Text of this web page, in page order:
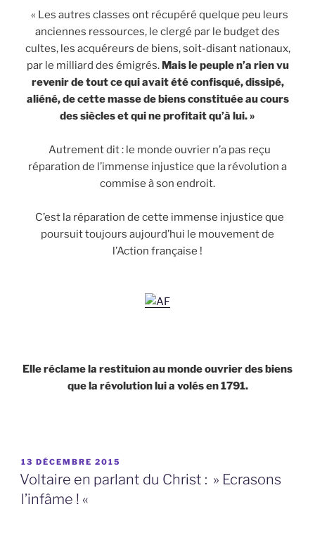
« Les autres classes ont récupéré quelque peu leurs
anciennes ressources, le clergé par le budget des
cultes, les acquéreurs de biens, soit-disant nationaux,
par le milliard des émigrés. Mais le peuple n’a rien vu
revenir de tout ce qui avait été confisqué, dissipé,
aliéné, de cette masse de biens constituée au cours
des siècles et qui ne profitait qu’à lui. »
Autrement dit : le monde ouvrier n’a pas reçu
réparation de l’immense injustice que la révolution a
commise à son endroit.
C’est la réparation de cette immense injustice que
poursuit toujours aujourd’hui le mouvement de
l’Action française !
Elle réclame la restituion au monde ouvrier des biens
que la révolution lui a volés en 1791.
PUBLIÉ
LE
13 DÉCEMBRE 2015
Voltaire en parlant du Christ : » Ecrasons
l’infâme ! «